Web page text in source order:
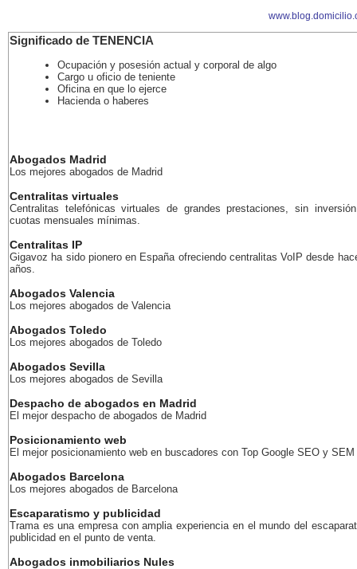
Significado de TENENCIA
Ocupación y posesión actual y corporal de algo
Cargo u oficio de teniente
Oficina en que lo ejerce
Hacienda o haberes
Abogados Madrid
Los mejores abogados de Madrid
Centralitas virtuales
Centralitas telefónicas virtuales de grandes prestaciones, sin
cuotas mensuales mínimas.
Centralitas IP
Gigavoz ha sido pionero en España ofreciendo centralitas VoIP desde
años.
Abogados Valencia
Los mejores abogados de Valencia
Abogados Toledo
Los mejores abogados de Toledo
Abogados Sevilla
Los mejores abogados de Sevilla
Despacho de abogados en Madrid
El mejor despacho de abogados de Madrid
Posicionamiento web
El mejor posicionamiento web en buscadores con Top Google SEO y SEM
Abogados Barcelona
Los mejores abogados de Barcelona
Escaparatismo y publicidad
Trama es una empresa con amplia experiencia en el mundo del
publicidad en el punto de venta.
Abogados inmobiliarios Nules